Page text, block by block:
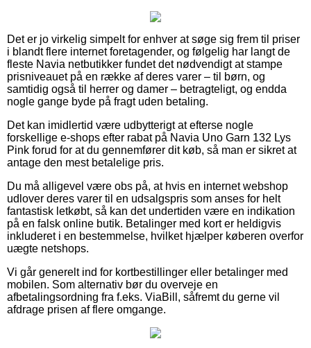
Det er jo virkelig simpelt for enhver at søge sig frem til priser
i blandt flere internet foretagender, og følgelig har langt de
fleste Navia netbutikker fundet det nødvendigt at stampe
prisniveauet på en række af deres varer – til børn, og
samtidig også til herrer og damer – betragteligt, og endda
nogle gange byde på fragt uden betaling.
Det kan imidlertid være udbytterigt at efterse nogle
forskellige e-shops efter rabat på Navia Uno Garn 132 Lys
Pink forud for at du gennemfører dit køb, så man er sikret at
antage den mest betalelige pris.
Du må alligevel være obs på, at hvis en internet webshop
udlover deres varer til en udsalgspris som anses for helt
fantastisk letkøbt, så kan det undertiden være en indikation
på en falsk online butik. Betalinger med kort er heldigvis
inkluderet i en bestemmelse, hvilket hjælper køberen overfor
uægte netshops.
Vi går generelt ind for kortbestillinger eller betalinger med
mobilen. Som alternativ bør du overveje en
afbetalingsordning fra f.eks. ViaBill, såfremt du gerne vil
afdrage prisen af flere omgange.